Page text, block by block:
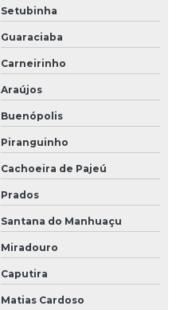
Setubinha
Guaraciaba
Carneirinho
Araújos
Buenópolis
Piranguinho
Cachoeira de Pajeú
Prados
Santana do Manhuaçu
Miradouro
Caputira
Matias Cardoso